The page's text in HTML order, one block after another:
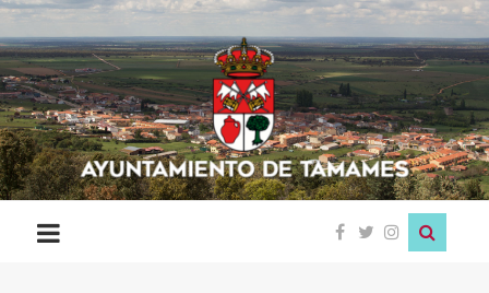
Ayuntamiento
de
Tamames